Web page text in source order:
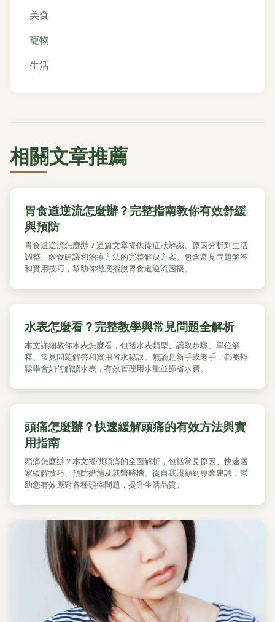
美食
寵物
生活
相關文章推薦
胃食道逆流怎麼辦？完整指南教你有效舒緩
與預防
胃食道逆流怎麼辦？這篇文章提供從症狀辨識、原因分析到生活
調整、飲食建議和治療方法的完整解決方案。包含常見問題解答
和實用技巧，幫助你徹底擺脫胃食道逆流困擾。
水表怎麼看？完整教學與常見問題全解析
本文詳細教你水表怎麼看，包括水表類型、讀取步驟、單位解
釋、常見問題解答和實用省水秘訣。無論是新手或老手，都能輕
鬆學會如何解讀水表，有效管理用水量並節省水費。
頭痛怎麼辦？快速緩解頭痛的有效方法與實
用指南
頭痛怎麼辦？本文提供頭痛的全面解析，包括常見原因、快速居
家緩解技巧、預防措施及就醫時機。從自我照顧到專業建議，幫
助您有效應對各種頭痛問題，提升生活品質。